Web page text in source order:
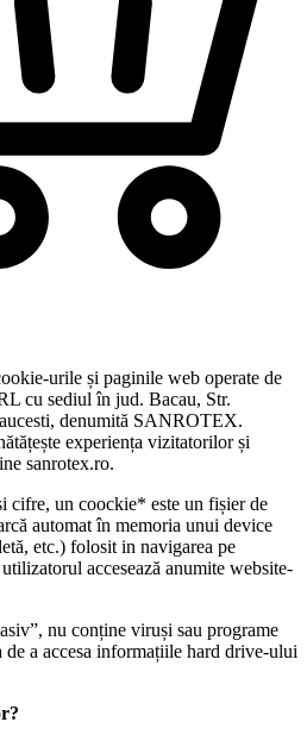
urile și paginile web operate de
cu sediul în jud. Bacau, Str.
denumită SANROTEX.
experiența vizitatorilor și
sanrotex.ro.
cifre, un coockie* este un fișier de
automat în memoria unui device
etc.) folosit in navigarea pe
accesează anumite website-
nu conține viruși sau programe
de a accesa informațiile hard drive-ului